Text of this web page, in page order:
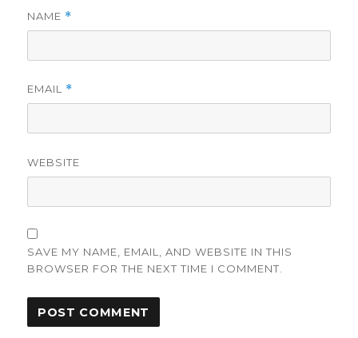
NAME *
EMAIL *
WEBSITE
SAVE MY NAME, EMAIL, AND WEBSITE IN THIS
BROWSER FOR THE NEXT TIME I COMMENT.